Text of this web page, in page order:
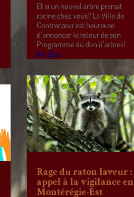
Et si un nouvel arbre prenait
racine chez vous? La Ville de
Contrecœur est heureuse
d’annoncer le retour de son
Programme du don d’arbres!
lire plus
Rage du raton laveur :
appel à la vigilance en
Montérégie-Est